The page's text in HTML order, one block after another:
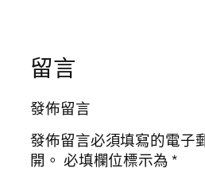
留言
發佈留言
發佈留言必須填寫的電子
開。 必填欄位標示為*